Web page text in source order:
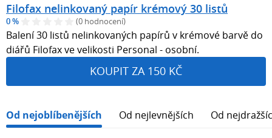
Filofax nelinkovaný papír krémový 30 listů
0 % (0 hodnocení)
Balení 30 listů nelinkovaných papírů v krémové barvě do
diářů Filofax ve velikosti Personal - osobní.
KOUPIT ZA 150 KČ
Od nejoblíbenějších Od nejlevnějších Od